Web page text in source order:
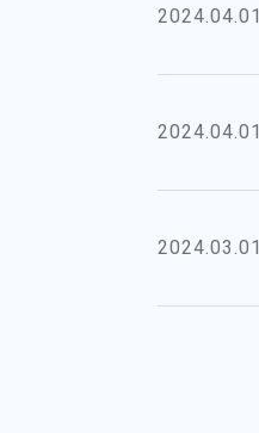
2024.04.01
2024.04.01
2024.03.01